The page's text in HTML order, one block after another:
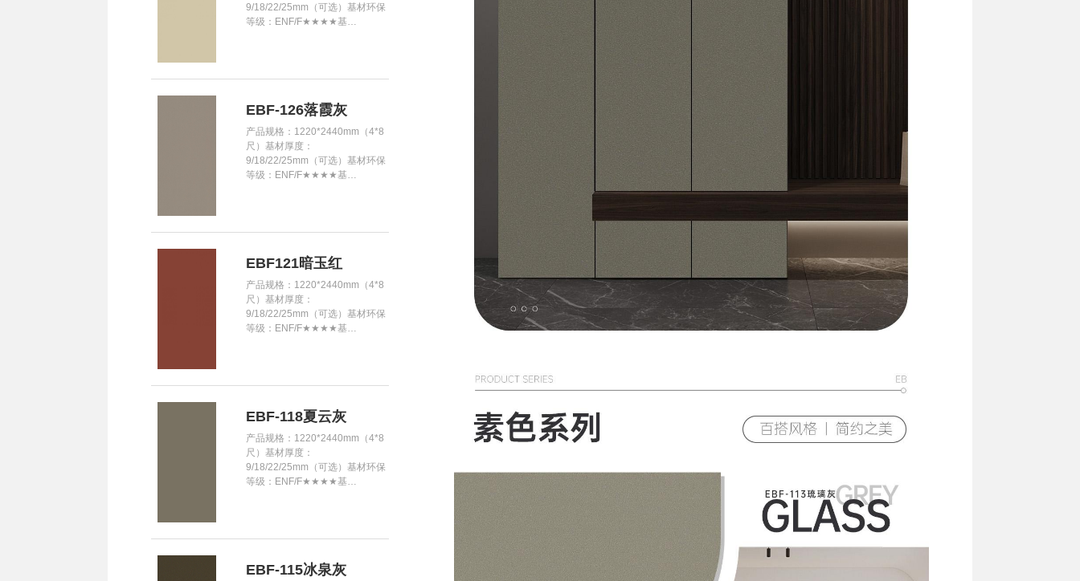
9/18/22/25mm（可选）基材环保
等级：ENF/F★★★★基…
EBF-126落霞灰
产品规格：1220*2440mm（4*8
尺）基材厚度：
9/18/22/25mm（可选）基材环保
等级：ENF/F★★★★基…
EBF121暗玉红
产品规格：1220*2440mm（4*8
尺）基材厚度：
9/18/22/25mm（可选）基材环保
等级：ENF/F★★★★基…
EBF-118夏云灰
产品规格：1220*2440mm（4*8
尺）基材厚度：
9/18/22/25mm（可选）基材环保
等级：ENF/F★★★★基…
EBF-115冰泉灰